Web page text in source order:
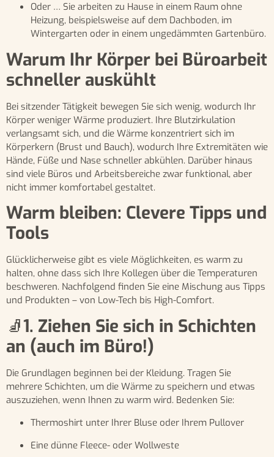
Oder … Sie arbeiten zu Hause in einem Raum ohne
Heizung, beispielsweise auf dem Dachboden, im
Wintergarten oder in einem ungedämmten Gartenbüro.
Warum Ihr Körper bei Büroarbeit
schneller auskühlt
Bei sitzender Tätigkeit bewegen Sie sich wenig, wodurch Ihr
Körper weniger Wärme produziert. Ihre Blutzirkulation
verlangsamt sich, und die Wärme konzentriert sich im
Körperkern (Brust und Bauch), wodurch Ihre Extremitäten wie
Hände, Füße und Nase schneller abkühlen. Darüber hinaus
sind viele Büros und Arbeitsbereiche zwar funktional, aber
nicht immer komfortabel gestaltet.
Warm bleiben: Clevere Tipps und
Tools
Glücklicherweise gibt es viele Möglichkeiten, es warm zu
halten, ohne dass sich Ihre Kollegen über die Temperaturen
beschweren. Nachfolgend finden Sie eine Mischung aus Tipps
und Produkten – von Low-Tech bis High-Comfort.
🧦1. Ziehen Sie sich in Schichten
an (auch im Büro!)
Die Grundlagen beginnen bei der Kleidung. Tragen Sie
mehrere Schichten, um die Wärme zu speichern und etwas
auszuziehen, wenn Ihnen zu warm wird. Bedenken Sie:
Thermoshirt unter Ihrer Bluse oder Ihrem Pullover
Eine dünne Fleece- oder Wollweste